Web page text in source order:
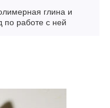
глина и
по работе с ней